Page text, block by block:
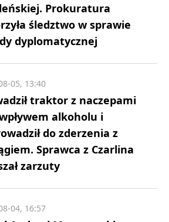
Prokuratura
śledztwo w sprawie
dyplomatycznej
traktor z naczepami
alkoholu i
do zderzenia z
Sprawca z Czarlina
zarzuty
05, 13:40
04, 16:57